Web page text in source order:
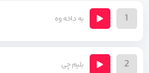
1 به داخه وه
2 بلیم چی